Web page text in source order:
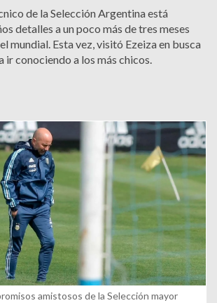
de la Selección Argentina está
detalles a un poco más de tres meses
mundial. Esta vez, visitó Ezeiza en busca
ir conociendo a los más chicos.
amistosos de la Selección mayor